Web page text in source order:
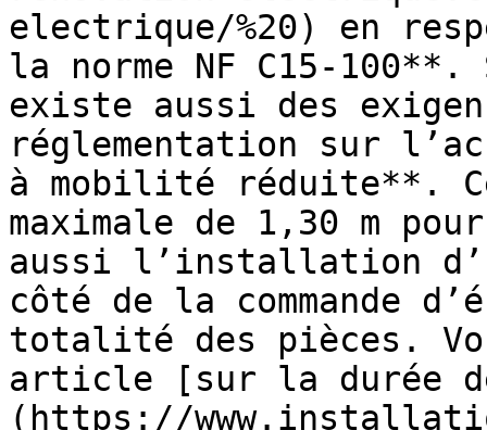
electrique/%20) en
la norme NF C15-
existe aussi des
réglementation sur
à mobilité réduite**.
maximale de 1,30 m
aussi l’installation
côté de la commande
totalité des pièces.
article [sur la durée
(https://